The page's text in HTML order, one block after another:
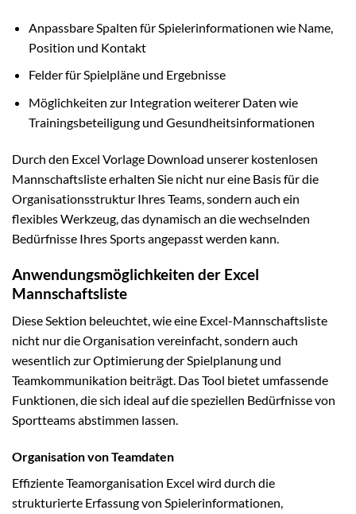
Anpassbare Spalten für Spielerinformationen wie Name,
Position und Kontakt
Felder für Spielpläne und Ergebnisse
Möglichkeiten zur Integration weiterer Daten wie
Trainingsbeteiligung und Gesundheitsinformationen
Durch den Excel Vorlage Download unserer kostenlosen
Mannschaftsliste erhalten Sie nicht nur eine Basis für die
Organisationsstruktur Ihres Teams, sondern auch ein
flexibles Werkzeug, das dynamisch an die wechselnden
Bedürfnisse Ihres Sports angepasst werden kann.
Anwendungsmöglichkeiten der Excel
Mannschaftsliste
Diese Sektion beleuchtet, wie eine Excel-Mannschaftsliste
nicht nur die Organisation vereinfacht, sondern auch
wesentlich zur Optimierung der Spielplanung und
Teamkommunikation beiträgt. Das Tool bietet umfassende
Funktionen, die sich ideal auf die speziellen Bedürfnisse von
Sportteams abstimmen lassen.
Organisation von Teamdaten
Effiziente Teamorganisation Excel wird durch die
strukturierte Erfassung von Spielerinformationen,